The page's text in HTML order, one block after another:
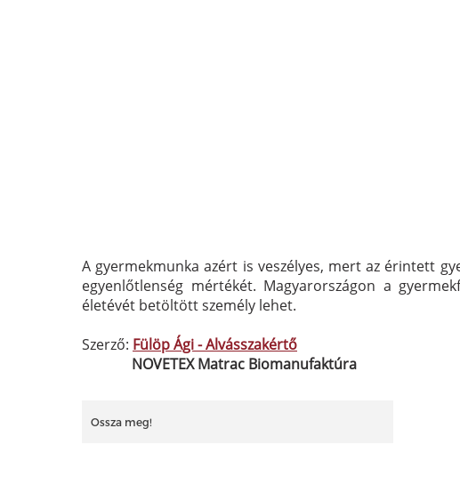
A gyermekmunka azért is veszélyes, mert az érintett
egyenlőtlenség mértékét. Magyarországon a
életévét betöltött személy lehet.
Szerző: Fülöp Ági - Alvásszakértő
NOVETEX Matrac Biomanufaktúra
Ossza meg!